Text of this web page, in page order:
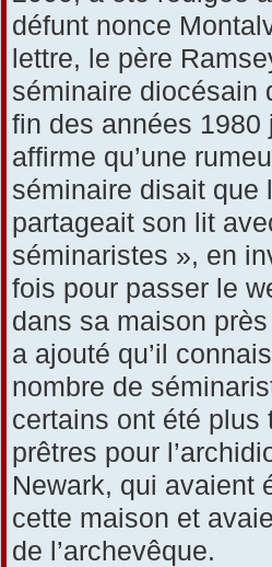
défunt nonce
lettre, le père
séminaire diocésain
fin des années 1980
affirme qu’une
séminaire disait que
partageait son lit
séminaristes », en
fois pour passer le
dans sa maison
a ajouté qu’il
nombre de
certains ont été plus
prêtres pour
Newark, qui avaient
cette maison et
de l’archevêque.